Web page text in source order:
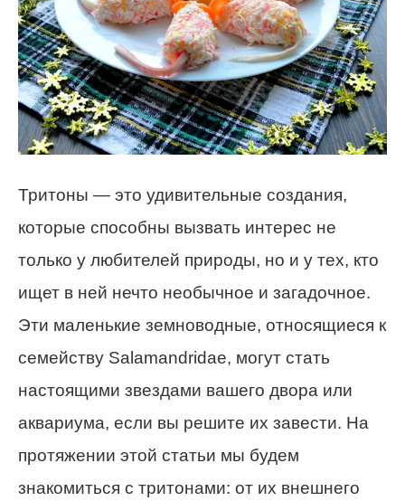
Тритоны — это удивительные создания,
которые способны вызвать интерес не
только у любителей природы, но и у тех, кто
ищет в ней нечто необычное и загадочное.
Эти маленькие земноводные, относящиеся к
семейству Salamandridae, могут стать
настоящими звездами вашего двора или
аквариума, если вы решите их завести. На
протяжении этой статьи мы будем
знакомиться с тритонами: от их внешнего